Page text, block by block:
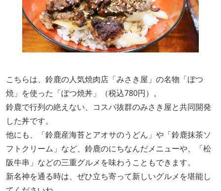
こちらは、鈴鹿の人気焼肉店「みさき屋」の名物「ぼつ
焼」を使った「ぼつ焼丼」（税込780円）。
鈴鹿で行列の絶えない、コスパ抜群のみさき屋と共同開発
した丼です。
他にも、「鈴鹿産海苔とアオサのうどん」や「鈴鹿抹茶ソ
フトクリーム」など、鈴鹿のにちなんだメニューや、「松
阪牛串」などの三重グルメを味わうこともできます。
新名神を通る時は、ぜひ立ち寄って新しいグルメを堪能し